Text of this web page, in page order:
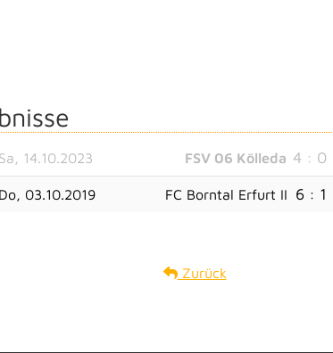
Sa, 14.10.2023 FSV 06 Kölleda 4 : 0
Do, 03.10.2019 FC Borntal Erfurt II 6 : 1
Zurück